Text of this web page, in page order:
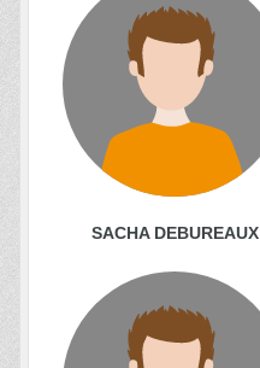
SACHA DEBUREAUX